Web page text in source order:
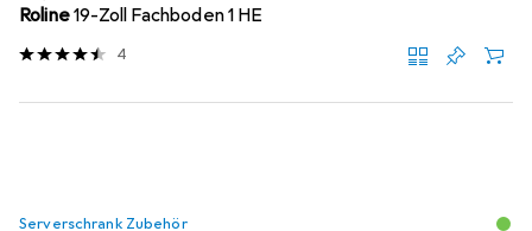
Roline19-Zoll Fachboden 1 HE
4
Serverschrank Zubehör